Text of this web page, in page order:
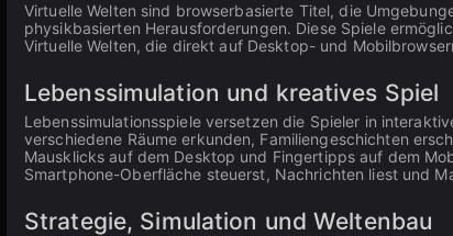
Virtuelle Welten sind browserbasierte Titel, die
physikbasierten Herausforderungen. Diese Spiele
Virtuelle Welten, die direkt auf Desktop- und
Lebenssimulation und kreatives Spiel
Lebenssimulationsspiele versetzen die Spieler in
verschiedene Räume erkunden, Familiengeschichten
Mausklicks auf dem Desktop und Fingertipps auf dem
Smartphone-Oberfläche steuerst, Nachrichten liest und
Strategie, Simulation und Weltenbau